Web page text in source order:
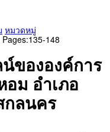
หมวดหมู่
Pages:135-148
ขององค์การ
ม อำเภอ
กลนคร